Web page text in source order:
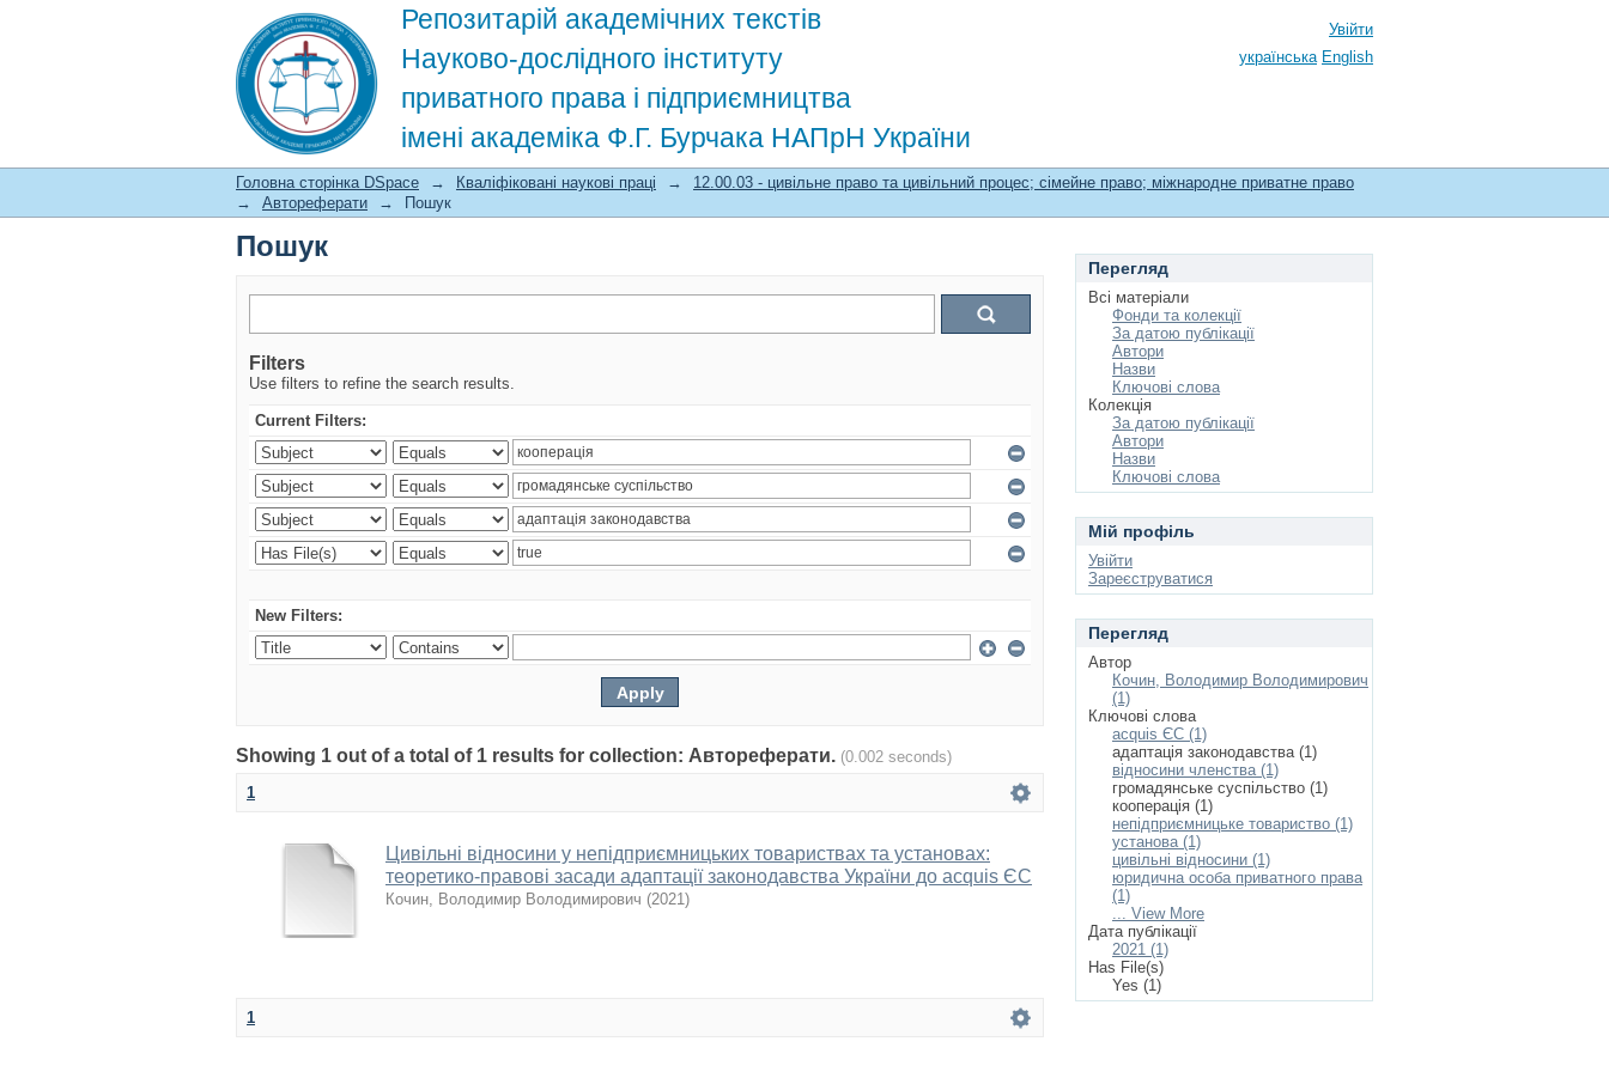
Репозитарій академічних текстів
Науково-дослідного інституту
приватного права і підприємництва
імені академіка Ф.Г. Бурчака НАПрН України
Пошук
Увійти
українська English
Головна сторінка DSpace → Кваліфіковані наукові праці →
12.00.03 - цивільне право та цивільний процес; сімейне право; міжнародне приватне право
→
Автореферати → Пошук
Пошук
Filters
Use filters to refine the search results.
Current Filters:
New Filters:
Showing 1 out of a total of 1 results for collection: Автореферати. (0.002 seconds)
1
Цивільні відносини у непідприємницьких товариствах та установах:
теоретико-правові засади адаптації законодавства України до acquis ЄС
Кочин, Володимир Володимирович (2021)
1
Перегляд
Всі матеріали
Фонди та колекції
За датою публікації
Автори
Назви
Ключові слова
Колекція
За датою публікації
Автори
Назви
Ключові слова
Мій профіль
Увійти
Зареєструватися
Перегляд
Автор
Кочин, Володимир Володимирович
(1)
Ключові слова
acquis ЄС (1)
адаптація законодавства (1)
відносини членства (1)
громадянське суспільство (1)
кооперація (1)
непідприємницьке товариство (1)
установа (1)
цивільні відносини (1)
юридична особа приватного права
(1)
... View More
Дата публікації
2021 (1)
Has File(s)
Yes (1)